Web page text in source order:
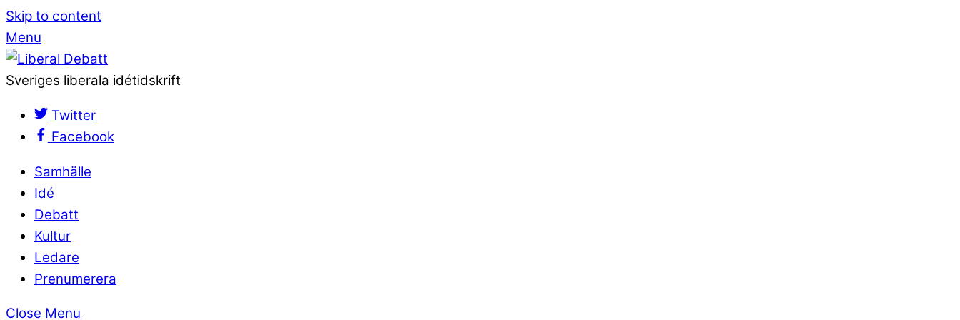
Skip to content
Menu
Sveriges liberala idétidskrift
Twitter
Facebook
Samhälle
Idé
Debatt
Kultur
Ledare
Prenumerera
Close Menu